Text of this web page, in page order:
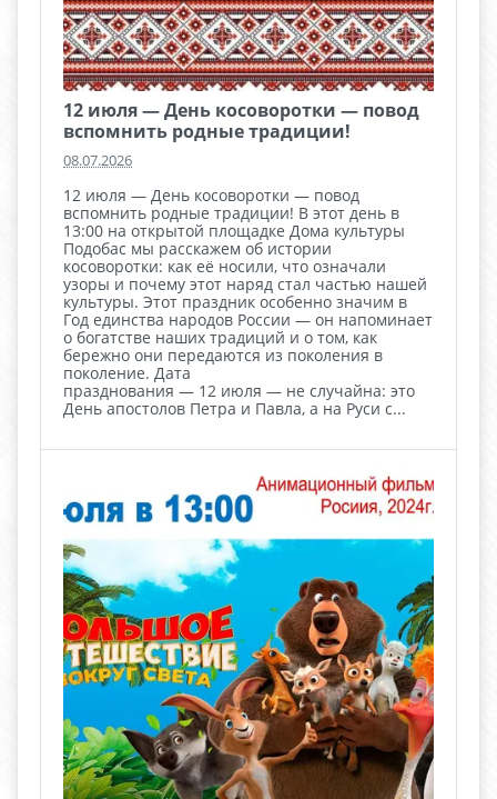
12 июля — День косоворотки — повод
вспомнить родные традиции!
08.07.2026
12 июля — День косоворотки — повод
вспомнить родные традиции! В этот день в
13:00 на открытой площадке Дома культуры
Подобас мы расскажем об истории
косоворотки: как её носили, что означали
узоры и почему этот наряд стал частью нашей
культуры. Этот праздник особенно значим в
Год единства народов России — он напоминает
о богатстве наших традиций и о том, как
бережно они передаются из поколения в
поколение. Дата
празднования — 12 июля — не случайна: это
День апостолов Петра и Павла, а на Руси с...